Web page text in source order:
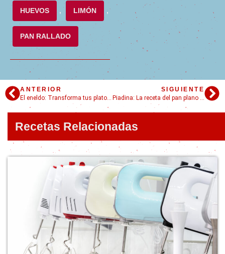
HUEVOS , LIMÓN ,
PAN RALLADO
ANTERIOR
SIGUIENTE
Recetas Relacionadas